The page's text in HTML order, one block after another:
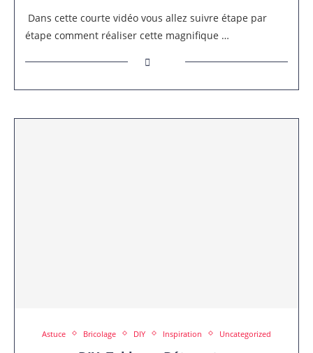
Dans cette courte vidéo vous allez suivre étape par
étape comment réaliser cette magnifique …
Astuce Bricolage DIY Inspiration Uncategorized